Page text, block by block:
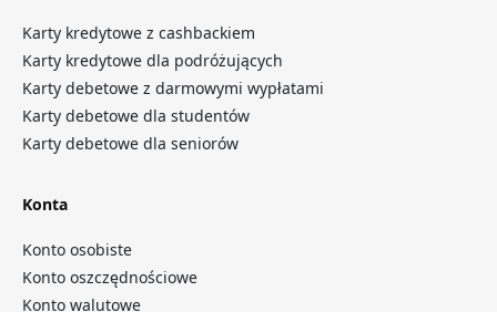
Karty kredytowe z cashbackiem
Karty kredytowe dla podróżujących
Karty debetowe z darmowymi wypłatami
Karty debetowe dla studentów
Karty debetowe dla seniorów
Konta
Konto osobiste
Konto oszczędnościowe
Konto walutowe